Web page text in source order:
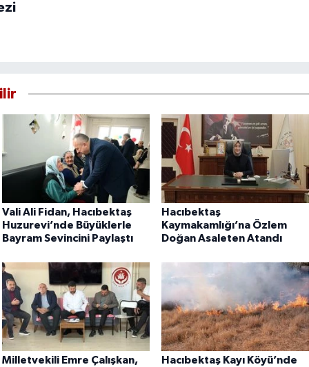
Vali Ali Fidan, Hacıbektaş
Huzurevi’nde Büyüklerle
Bayram Sevincini Paylaştı
Hacıbektaş
Kaymakamlığı’na Özlem
Doğan Asaleten Atandı
Milletvekili Emre Çalışkan,
Hacıbektaş Kayı Köyü’nde